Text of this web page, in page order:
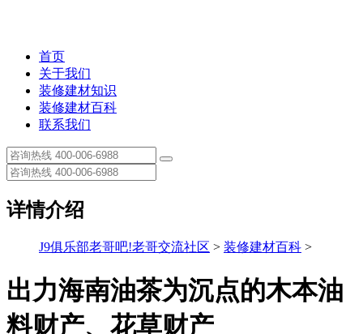
首页
关于我们
装修建材知识
装修建材百科
联系我们
详情介绍
J9俱乐部老哥吧!老哥交流社区 > 装修建材百科 >
出力海南油茶为沉点的木本油
料财产、花草财产